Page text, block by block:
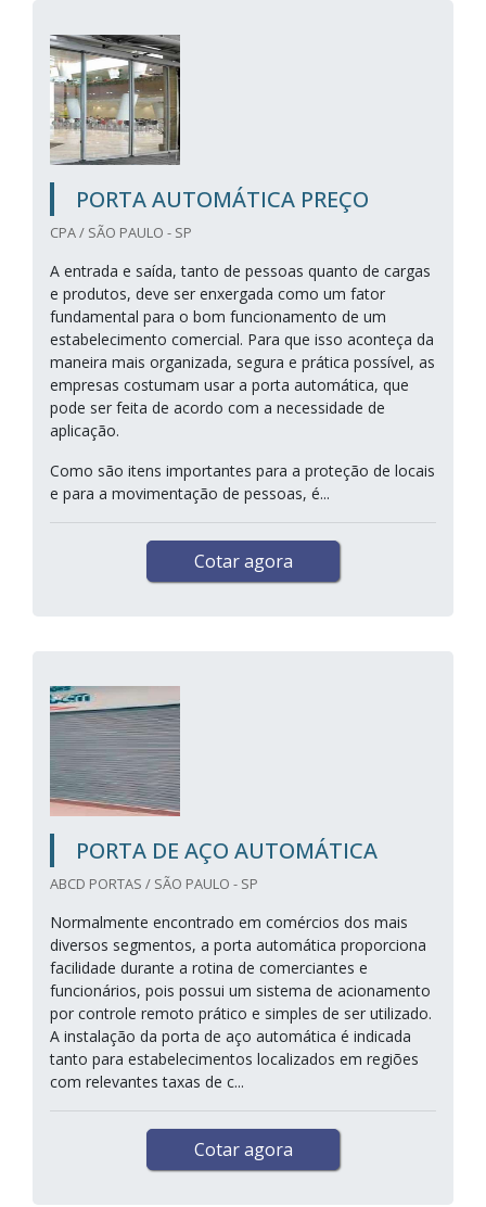
PORTA AUTOMÁTICA PREÇO
CPA / SÃO PAULO - SP
A entrada e saída, tanto de pessoas quanto de cargas
e produtos, deve ser enxergada como um fator
fundamental para o bom funcionamento de um
estabelecimento comercial. Para que isso aconteça da
maneira mais organizada, segura e prática possível, as
empresas costumam usar a porta automática, que
pode ser feita de acordo com a necessidade de
aplicação.
Como são itens importantes para a proteção de locais
e para a movimentação de pessoas, é...
Cotar agora
PORTA DE AÇO AUTOMÁTICA
ABCD PORTAS / SÃO PAULO - SP
Normalmente encontrado em comércios dos mais
diversos segmentos, a porta automática proporciona
facilidade durante a rotina de comerciantes e
funcionários, pois possui um sistema de acionamento
por controle remoto prático e simples de ser utilizado.
A instalação da porta de aço automática é indicada
tanto para estabelecimentos localizados em regiões
com relevantes taxas de c...
Cotar agora